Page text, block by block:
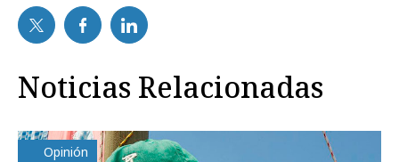
Noticias Relacionadas
Opinión